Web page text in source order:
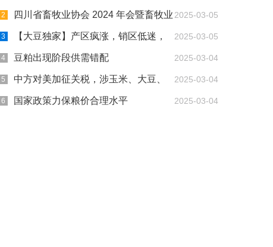
么做？ 2025-03-05
四川省畜牧业协会 2024 年会暨畜牧业
新质发展论坛 2025-03-05
【大豆独家】产区疯涨，销区低迷，
大豆将如何走？ 2025-03-04
豆粕出现阶段供需错配
2025-03-04
中方对美加征关税，涉玉米、大豆、
肉类等！ 2025-03-04
国家政策力保粮价合理水平